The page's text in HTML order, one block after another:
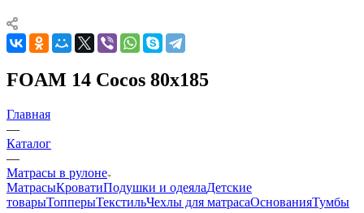
FOAM 14 Cocos 80x185
Главная
—
Каталог
—
Матрасы в рулоне
МатрасыКроватиПодушки и одеялаДетские
товарыТопперыТекстильЧехлы для матрасаОснованияТумбы